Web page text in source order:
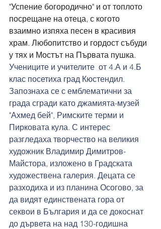
"Успение богородично" и от топлото
посрещане на отеца, с когото
взаимно изпяха песен в красивия
храм. Любопитство и гордост събуди
у тях и Мостът на Първата пушка.
Учениците и учителите  от 4.А и 4.Б
клас посетиха град Кюстендил.
Запознаха се с емблематични за
града сгради като джамията-музей
"Ахмед бей", Римските терми и
Пирковата кула. С интерес
разгледаха творчество на великия
художник Владимир Димитров-
Майстора, изложено в Градската
художествена галерия. Децата се
разходиха и из планина Осогово, за
да видят единствената гора от
секвои в България и да се докоснат
до дървета на над 130-годишна